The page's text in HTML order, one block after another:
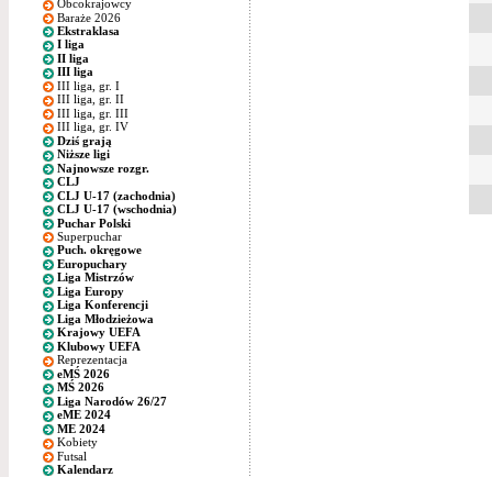
Obcokrajowcy
Baraże 2026
Ekstraklasa
I liga
II liga
III liga
III liga, gr. I
III liga, gr. II
III liga, gr. III
III liga, gr. IV
Dziś grają
Niższe ligi
Najnowsze rozgr.
CLJ
CLJ U-17 (zachodnia)
CLJ U-17 (wschodnia)
Puchar Polski
Superpuchar
Puch. okręgowe
Europuchary
Liga Mistrzów
Liga Europy
Liga Konferencji
Liga Młodzieżowa
Krajowy UEFA
Klubowy UEFA
Reprezentacja
eMŚ 2026
MŚ 2026
Liga Narodów 26/27
eME 2024
ME 2024
Kobiety
Futsal
Kalendarz